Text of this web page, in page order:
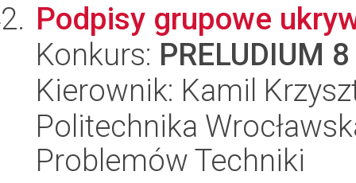
Podpisy grupowe
Konkurs: PRELUDIUM 8
Kierownik: Kamil
Politechnika
Problemów Techniki